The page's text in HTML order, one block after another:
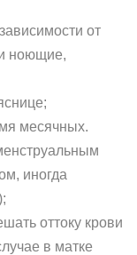
от
ноющие,
месячных.
иногда
оттоку крови
в матке